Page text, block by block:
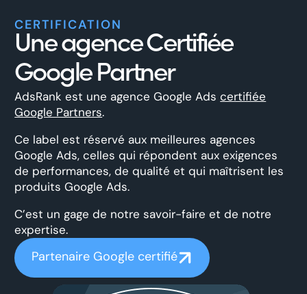
CERTIFICATION
Une agence Certifiée
Google Partner
AdsRank est une agence Google Adscertifiée
Google Partners.
Ce label est réservé aux meilleures agences
Google Ads, celles qui répondent aux exigences
de performances, de qualité et qui maîtrisent les
produits Google Ads.
C’est un gage de notre savoir-faire et de notre
expertise.
Partenaire Google certifié